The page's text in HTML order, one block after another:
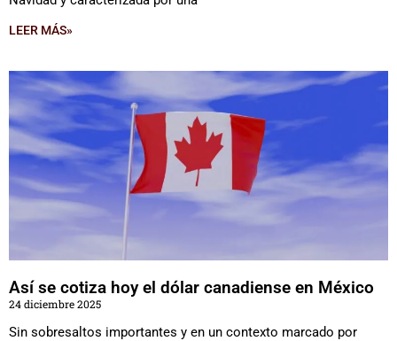
LEER MÁS»
Así se cotiza hoy el dólar canadiense en México
24 diciembre 2025
Sin sobresaltos importantes y en un contexto marcado por